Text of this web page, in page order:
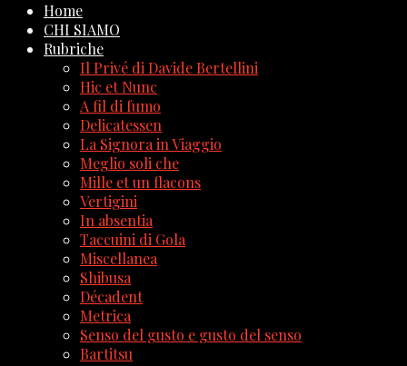
Home
CHI SIAMO
Rubriche
Il Privé di Davide Bertellini
Hic et Nunc
A fil di fumo
Delicatessen
La Signora in Viaggio
Meglio soli che
Mille et un flacons
Vertigini
In absentia
Taccuini di Gola
Miscellanea
Shibusa
Décadent
Metrica
Senso del gusto e gusto del senso
Bartitsu